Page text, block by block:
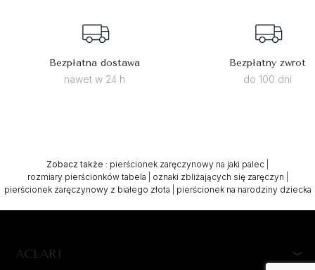
Bezpłatna dostawa
nawet w 24 h
Bezpłatny zwrot
do 100 dni
Zobacz także : pierścionek zaręczynowy na jaki palec
rozmiary pierścionków tabela
oznaki zbliżających się zaręczyn
pierścionek zaręczynowy z białego złota
pierścionek na narodziny dziecka
ACLARI